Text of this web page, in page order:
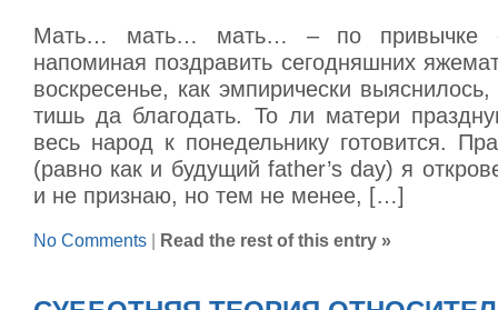
Мать… мать… мать… – по привычке
напоминая поздравить сегодняшних
воскресенье, как эмпирически
тишь да благодать. То ли матери
весь народ к понедельнику готовится.
(равно как и будущий father’s day) я
и не признаю, но тем не менее, […]
No Comments Read the rest of this entry »